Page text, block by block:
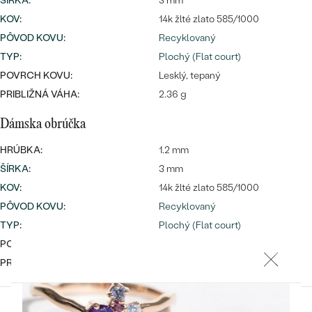
Bestsellery
KOV:
14k žlté zlato 585/1000
PÔVOD KOVU:
Recyklovaný
TYP:
Plochý (Flat court)
POVRCH KOVU:
Lesklý, tepaný
PRIBLIŽNÁ VÁHA:
2.36 g
Dámska obrúčka
HRÚBKA:
1.2 mm
ŠÍRKA:
3 mm
KOV:
14k žlté zlato 585/1000
PÔVOD KOVU:
Recyklovaný
TYP:
Plochý (Flat court)
POVRCH KOVU:
PRIBLIŽNÁ VÁHA: